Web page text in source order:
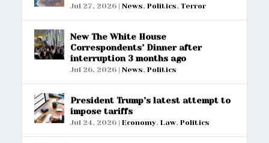
Jul 27, 2026 |News,Politics,Terror
New The White House
Correspondents’ Dinner after
interruption 3 months ago
Jul 26, 2026 |News,Politics
President Trump’s latest attempt to
impose tariffs
Jul 24, 2026 |Economy,Law,Politics